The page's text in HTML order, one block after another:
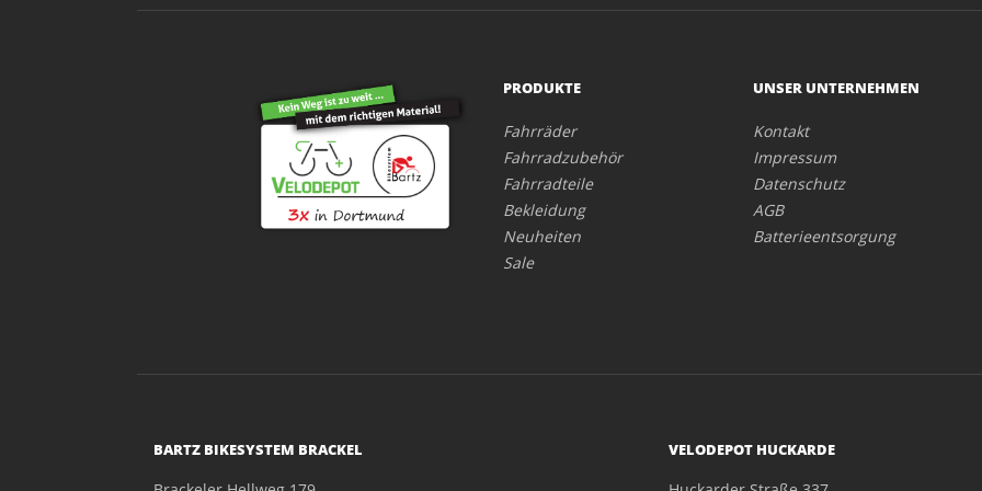
PRODUKTE
Fahrräder
Fahrradzubehör
Fahrradteile
Bekleidung
Neuheiten
Sale
UNSER UNTERNEHMEN
Kontakt
Impressum
Datenschutz
AGB
Batterieentsorgung
BARTZ BIKESYSTEM BRACKEL VELODEPOT HUCKARDE